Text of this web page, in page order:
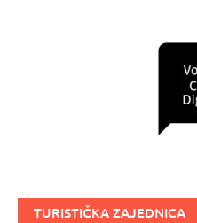
TURISTIČKA ZAJEDNICA